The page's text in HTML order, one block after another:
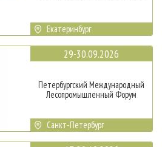
Екатеринбург
29-30.09.2026
Петербургский Международный
Лесопромышленный Форум
Санкт-Петербург